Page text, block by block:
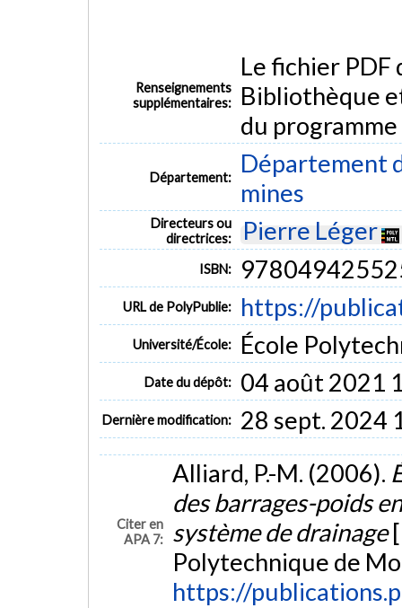
Renseignements
supplémentaires:
Le fichier
Bibliothèque
du programme
Département:
Département
mines
Directeurs ou
directrices:
Pierre Léger
ISBN:
URL de PolyPublie: https://
Université/École: École
Date du dépôt: 04 août 2021
Dernière modification: 28 sept. 2024
Citer en
APA 7:
Alliard, P.-M. (2006).
des barrages-poids
système de drainage
Polytechnique de
https://